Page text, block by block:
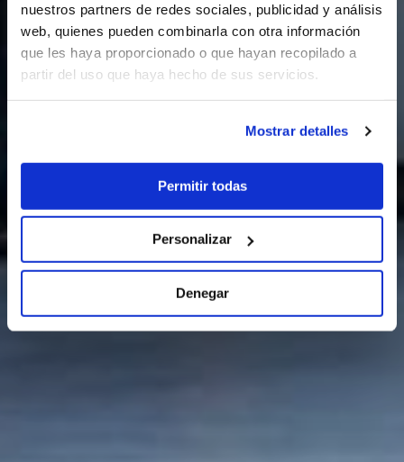
nuestros partners de redes sociales, publicidad y análisis
web, quienes pueden combinarla con otra información
que les haya proporcionado o que hayan recopilado a
partir del uso que haya hecho de sus servicios.
Mostrar detalles
Permitir todas
Personalizar
Denegar